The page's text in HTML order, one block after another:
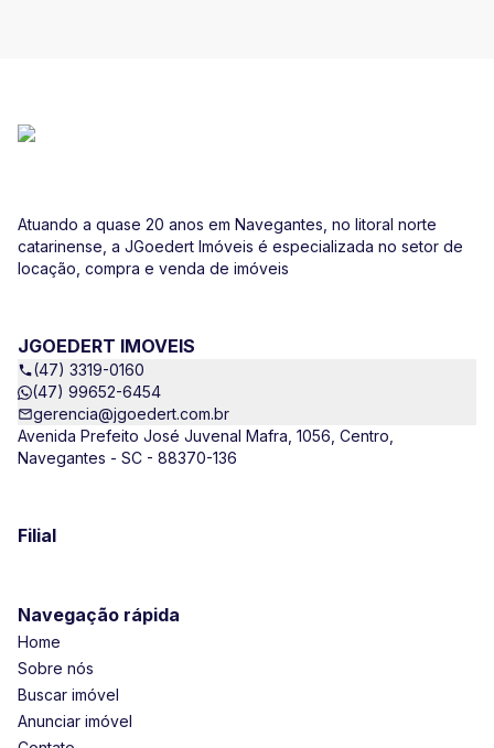
Atuando a quase 20 anos em Navegantes, no litoral norte
catarinense, a JGoedert Imóveis é especializada no setor de
locação, compra e venda de imóveis
JGOEDERT IMOVEIS
(47) 3319-0160
(47) 99652-6454
gerencia@jgoedert.com.br
Avenida Prefeito José Juvenal Mafra, 1056, Centro,
Navegantes - SC - 88370-136
Filial
Navegação rápida
Home
Sobre nós
Buscar imóvel
Anunciar imóvel